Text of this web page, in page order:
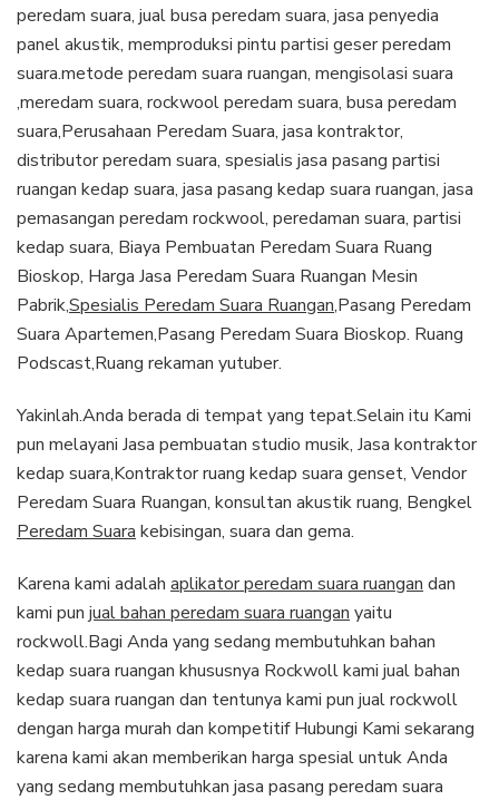
peredam suara, jual busa peredam suara, jasa penyedia
panel akustik, memproduksi pintu partisi geser peredam
suara.metode peredam suara ruangan, mengisolasi suara
,meredam suara, rockwool peredam suara, busa peredam
suara,Perusahaan Peredam Suara, jasa kontraktor,
distributor peredam suara, spesialis jasa pasang partisi
ruangan kedap suara, jasa pasang kedap suara ruangan, jasa
pemasangan peredam rockwool, peredaman suara, partisi
kedap suara, Biaya Pembuatan Peredam Suara Ruang
Bioskop, Harga Jasa Peredam Suara Ruangan Mesin
Pabrik,Spesialis Peredam Suara Ruangan,Pasang Peredam
Suara Apartemen,Pasang Peredam Suara Bioskop. Ruang
Podscast,Ruang rekaman yutuber.
Yakinlah.Anda berada di tempat yang tepat.Selain itu Kami
pun melayani Jasa pembuatan studio musik, Jasa kontraktor
kedap suara,Kontraktor ruang kedap suara genset, Vendor
Peredam Suara Ruangan, konsultan akustik ruang, Bengkel
Peredam Suara kebisingan, suara dan gema.
Karena kami adalah aplikator peredam suara ruangan dan
kami pun jual bahan peredam suara ruangan yaitu
rockwoll.Bagi Anda yang sedang membutuhkan bahan
kedap suara ruangan khususnya Rockwoll kami jual bahan
kedap suara ruangan dan tentunya kami pun jual rockwoll
dengan harga murah dan kompetitif Hubungi Kami sekarang
karena kami akan memberikan harga spesial untuk Anda
yang sedang membutuhkan jasa pasang peredam suara